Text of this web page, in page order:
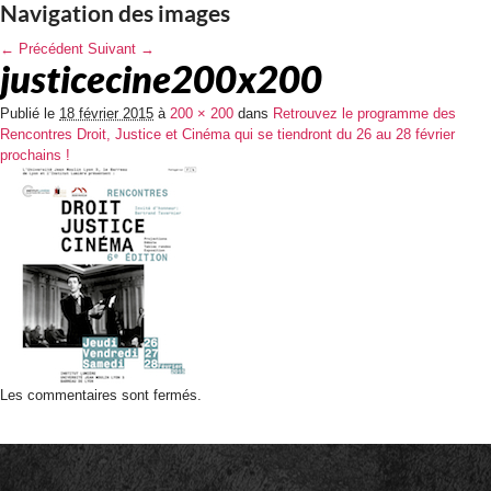
Navigation des images
← Précédent Suivant →
justicecine200x200
Publié le 18 février 2015 à 200 × 200 dans Retrouvez le programme des
Rencontres Droit, Justice et Cinéma qui se tiendront du 26 au 28 février
prochains !
Les commentaires sont fermés.